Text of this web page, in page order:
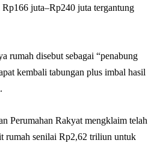
juta–Rp240 juta tergantung
rumah disebut sebagai “penabung
kembali tabungan plus imbal hasil
Perumahan Rakyat mengklaim telah
rumah senilai Rp2,62 triliun untuk